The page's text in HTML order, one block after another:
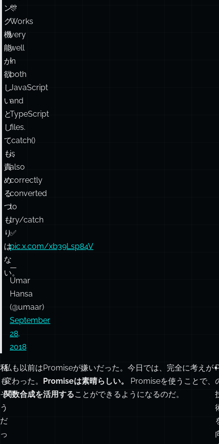
🎊
Works
very
well
in
both
JavaScript
and
TypeScript
files.
.catch()
is
also
correctly
converted
to
try/catch
✅
pic.x.com/xb39Lsp84V
—
Umar
Hansa
(@umaar)
September
28,
2018
ン
グ
機
能
が
欲
し
い
と
し
て
も、
責
め
る
つ
も
り
は
な
い。
私
も
そ
う
だ
っ
私も以前はPromiseが嫌いだった。今日では、完全に考えが
変わった。 Promiseは素晴らしい。
Promiseを使うことで、
関数合成を活用することができるようになるのだ。